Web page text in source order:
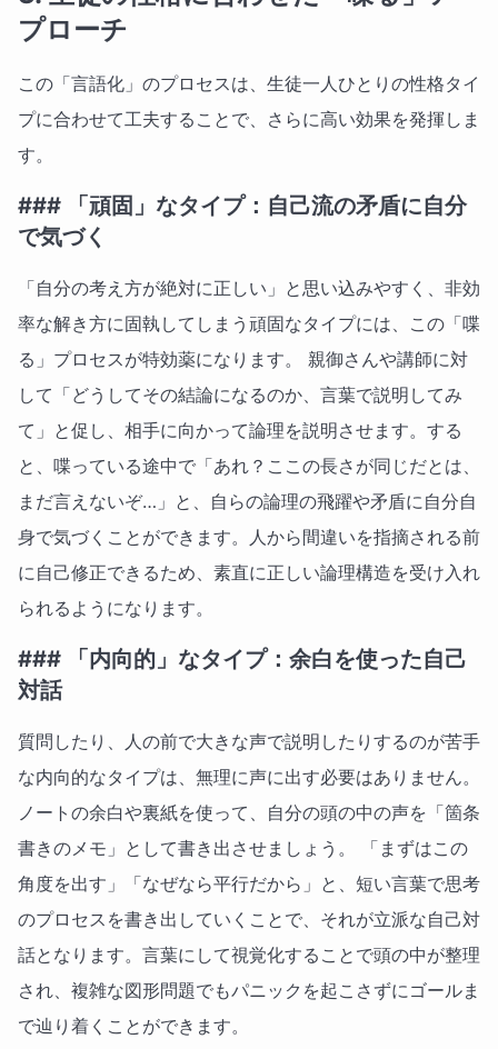
プローチ
この「言語化」のプロセスは、生徒一人ひとりの性格タイ
プに合わせて工夫することで、さらに高い効果を発揮しま
す。
### 「頑固」なタイプ：自己流の矛盾に自分
で気づく
「自分の考え方が絶対に正しい」と思い込みやすく、非効
率な解き方に固執してしまう頑固なタイプには、この「喋
る」プロセスが特効薬になります。 親御さんや講師に対
して「どうしてその結論になるのか、言葉で説明してみ
て」と促し、相手に向かって論理を説明させます。する
と、喋っている途中で「あれ？ここの長さが同じだとは、
まだ言えないぞ…」と、自らの論理の飛躍や矛盾に自分自
身で気づくことができます。人から間違いを指摘される前
に自己修正できるため、素直に正しい論理構造を受け入れ
られるようになります。
### 「内向的」なタイプ：余白を使った自己
対話
質問したり、人の前で大きな声で説明したりするのが苦手
な内向的なタイプは、無理に声に出す必要はありません。
ノートの余白や裏紙を使って、自分の頭の中の声を「箇条
書きのメモ」として書き出させましょう。 「まずはこの
角度を出す」「なぜなら平行だから」と、短い言葉で思考
のプロセスを書き出していくことで、それが立派な自己対
話となります。言葉にして視覚化することで頭の中が整理
され、複雑な図形問題でもパニックを起こさずにゴールま
で辿り着くことができます。